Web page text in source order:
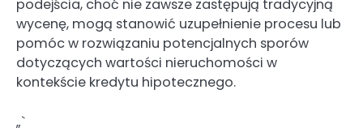
podejścia, choć nie zawsze zastępują tradycyjną
wycenę, mogą stanowić uzupełnienie procesu lub
pomóc w rozwiązaniu potencjalnych sporów
dotyczących wartości nieruchomości w
kontekście kredytu hipotecznego.
„`